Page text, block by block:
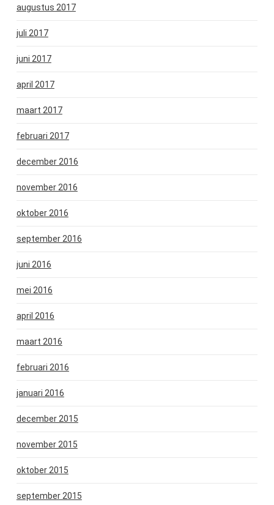
augustus 2017
juli 2017
juni 2017
april 2017
maart 2017
februari 2017
december 2016
november 2016
oktober 2016
september 2016
juni 2016
mei 2016
april 2016
maart 2016
februari 2016
januari 2016
december 2015
november 2015
oktober 2015
september 2015